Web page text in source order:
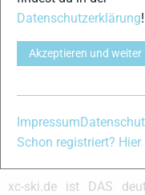
Fischer CRS Classic
Vasa
Schreibe einen
xc-ski.de ist DAS
Datenschutzerklärung!
Akzeptieren und weiter
Impressum
Schon registriert? Hier